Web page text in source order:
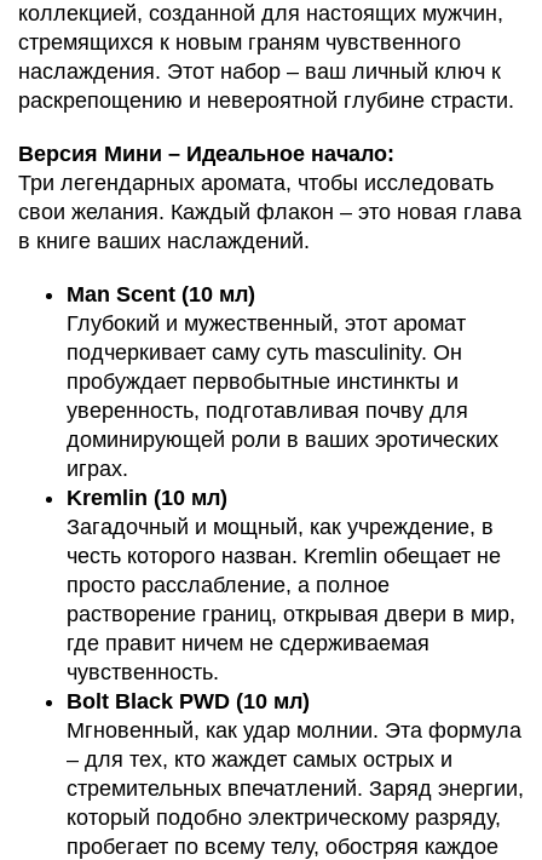
коллекцией, созданной для настоящих мужчин,
стремящихся к новым граням чувственного
наслаждения. Этот набор – ваш личный ключ к
раскрепощению и невероятной глубине страсти.
Версия Мини – Идеальное начало:
Три легендарных аромата, чтобы исследовать
свои желания. Каждый флакон – это новая глава
в книге ваших наслаждений.
Man Scent (10 мл)
Глубокий и мужественный, этот аромат
подчеркивает саму суть masculinity. Он
пробуждает первобытные инстинкты и
уверенность, подготавливая почву для
доминирующей роли в ваших эротических
играх.
Kremlin (10 мл)
Загадочный и мощный, как учреждение, в
честь которого назван. Kremlin обещает не
просто расслабление, а полное
растворение границ, открывая двери в мир,
где правит ничем не сдерживаемая
чувственность.
Bolt Black PWD (10 мл)
Мгновенный, как удар молнии. Эта формула
– для тех, кто жаждет самых острых и
стремительных впечатлений. Заряд энергии,
который подобно электрическому разряду,
пробегает по всему телу, обостряя каждое